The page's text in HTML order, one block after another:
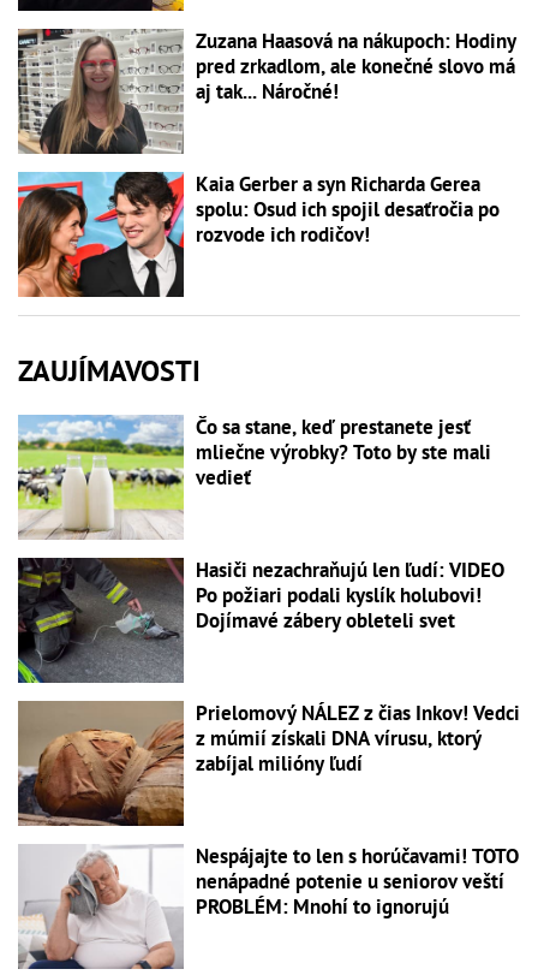
Zuzana Haasová na nákupoch: Hodiny
pred zrkadlom, ale konečné slovo má
aj tak... Náročné!
Kaia Gerber a syn Richarda Gerea
spolu: Osud ich spojil desaťročia po
rozvode ich rodičov!
ZAUJÍMAVOSTI
Čo sa stane, keď prestanete jesť
mliečne výrobky? Toto by ste mali
vedieť
Hasiči nezachraňujú len ľudí: VIDEO
Po požiari podali kyslík holubovi!
Dojímavé zábery obleteli svet
Prielomový NÁLEZ z čias Inkov! Vedci
z múmií získali DNA vírusu, ktorý
zabíjal milióny ľudí
Nespájajte to len s horúčavami! TOTO
nenápadné potenie u seniorov veští
PROBLÉM: Mnohí to ignorujú